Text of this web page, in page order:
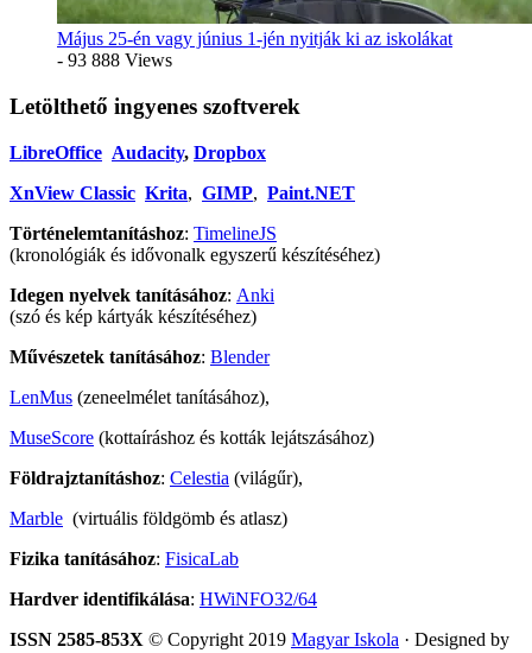
Május 25-én vagy június 1-jén nyitják ki az iskolákat
- 93 888 Views
Letölthető ingyenes szoftverek
LibreOffice Audacity, Dropbox
XnView Classic Krita, GIMP, Paint.NET
Történelemtanításhoz: TimelineJS
(kronológiák és idővonalk egyszerű készítéséhez)
Idegen nyelvek tanításához: Anki
(szó és kép kártyák készítéséhez)
Művészetek tanításához: Blender
LenMus (zeneelmélet tanításához),
MuseScore (kottaíráshoz és kották lejátszásához)
Földrajztanításhoz: Celestia (világűr),
Marble (virtuális földgömb és atlasz)
Fizika tanításához: FisicaLab
Hardver identifikálása: HWiNFO32/64
ISSN 2585-853X © Copyright 2019 Magyar Iskola · Designed by